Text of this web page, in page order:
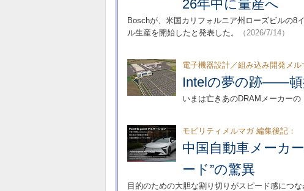
26年中に量産へ
Boschが、米国カリフォルニア州ローズビルの8
ル生産を開始したと発表した。
（2026/7/14）
電子機器設計／組み込み開発メル
Intelの夢の跡――頓
いまは亡きあのDRAMメーカーの
モビリティメルマガ 編集後記：
中国自動車メーカ
ード”の驚異
目的のための大胆な割り切りがスピード感につな